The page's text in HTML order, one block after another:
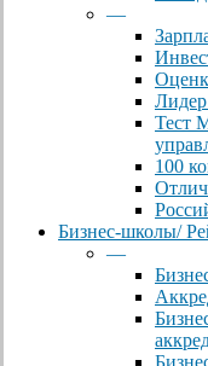
—
Тест
100
Бизнес-школы/
—